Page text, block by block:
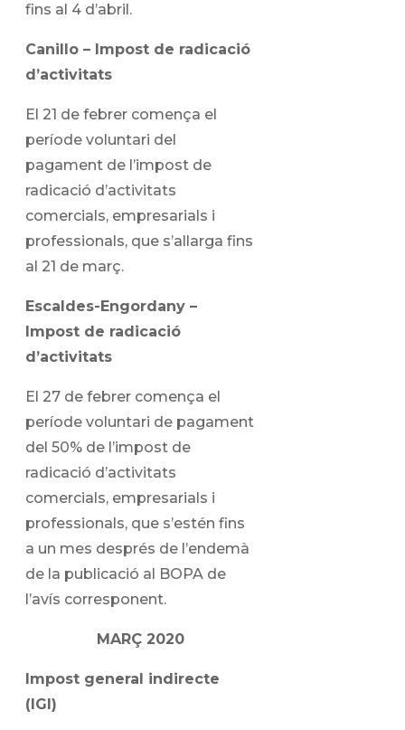
fins al 4 d’abril.
Canillo – Impost de radicació
d’activitats
El 21 de febrer comença el
període voluntari del
pagament de l’impost de
radicació d’activitats
comercials, empresarials i
professionals, que s’allarga fins
al 21 de març.
Escaldes-Engordany –
Impost de radicació
d’activitats
El 27 de febrer comença el
període voluntari de pagament
del 50% de l’impost de
radicació d’activitats
comercials, empresarials i
professionals, que s’estén fins
a un mes després de l’endemà
de la publicació al BOPA de
l’avís corresponent.
MARÇ 2020
Impost general indirecte
(IGI)